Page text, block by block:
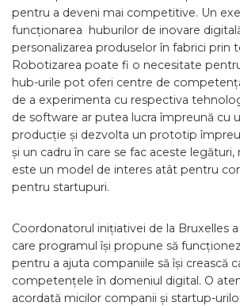
pentru a deveni mai competitive. Un
funcționarea huburilor de inovare
personalizarea produselor în fabrici prin
Robotizarea poate fi o necesitate
hub-urile pot oferi centre de
de a experimenta cu respectiva
de software ar putea lucra împreună cu
producție și dezvolta un prototip
și un cadru în care se fac aceste
este un model de interes atât pentru
pentru startupuri.
Coordonatorul inițiativei de la Bruxelles
care programul își propune să
pentru a ajuta companiile să își crească
competențele în domeniul digital. O
acordată micilor companii și startup-